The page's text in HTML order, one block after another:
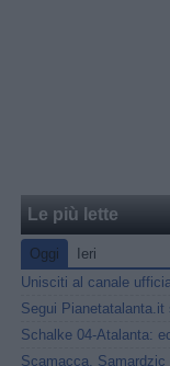
Le più lette
Oggi
Ieri